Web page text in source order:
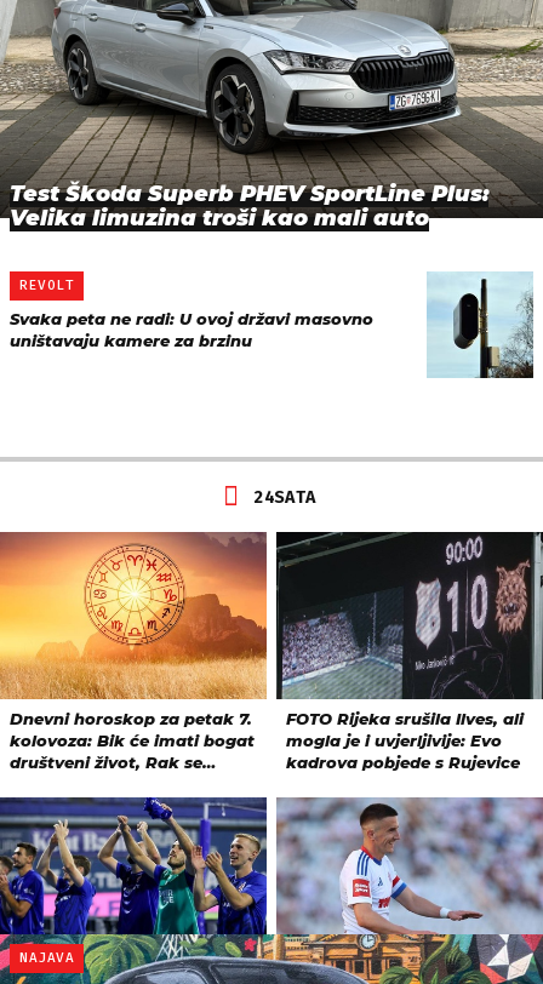
Test Škoda Superb PHEV SportLine Plus:
Velika limuzina troši kao mali auto
REVOLT
Svaka peta ne radi: U ovoj državi masovno
uništavaju kamere za brzinu
NAJAVA